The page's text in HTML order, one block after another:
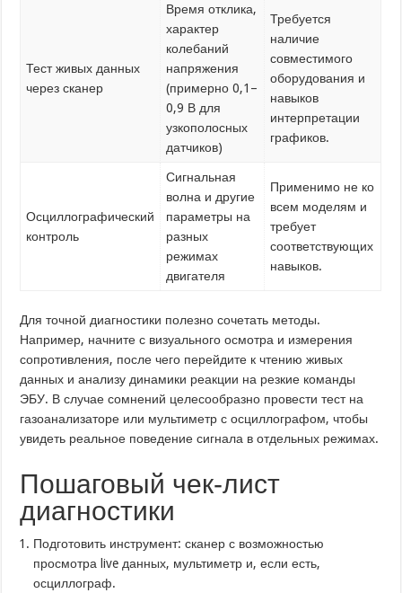
Тест живых данных
через сканер
Время отклика,
характер
колебаний
напряжения
(примерно 0,1–
0,9 В для
узкополосных
датчиков)
Требуется
наличие
совместимого
оборудования и
навыков
интерпретации
графиков.
Осциллографический
контроль
Сигнальная
волна и другие
параметры на
разных
режимах
двигателя
Применимо не ко
всем моделям и
требует
соответствующих
навыков.
Для точной диагностики полезно сочетать методы.
Например, начните с визуального осмотра и измерения
сопротивления, после чего перейдите к чтению живых
данных и анализу динамики реакции на резкие команды
ЭБУ. В случае сомнений целесообразно провести тест на
газоанализаторе или мультиметр с осциллографом, чтобы
увидеть реальное поведение сигнала в отдельных режимах.
Пошаговый чек‑лист
диагностики
Подготовить инструмент: сканер с возможностью
просмотра live данных, мультиметр и, если есть,
осциллограф.